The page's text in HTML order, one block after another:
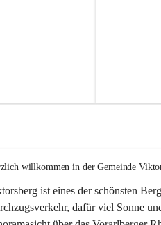
willkommen in der Gemeinde
ist eines der schönsten
dafür viel Sonne